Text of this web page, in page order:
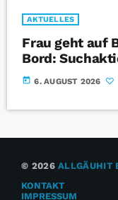
AKTUELLES
Frau geht auf
Bord:
today 6. AUGUST 2026
© 2026ALLGÄUHIT
KONTAKT
IMPRESSUM